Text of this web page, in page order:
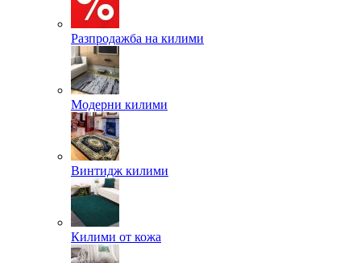
Разпродажба на килими
Модерни килими
Винтидж килими
Килими от кожа